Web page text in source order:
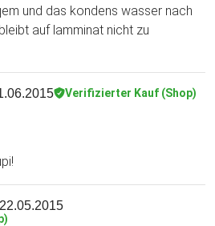
und das kondens wasser nach
auf lamminat nicht zu
Verifizierter Kauf (Shop)